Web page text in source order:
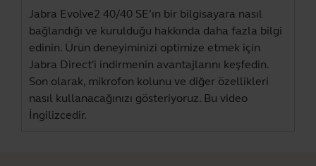
Jabra Evolve2 40/40 SE’ın bir bilgisayara nasıl
bağlandığı ve kurulduğu hakkında daha fazla bilgi
edinin. Ürün deneyiminizi optimize etmek için
Jabra Direct'i indirmenin avantajlarını keşfedin.
Son olarak, mikrofon kolunu ve diğer özellikleri
nasıl kullanacağınızı gösteriyoruz. Bu video
İngilizcedir.